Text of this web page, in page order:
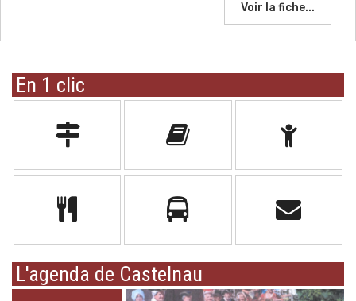
Voir la fiche...
En 1 clic
L'agenda de Castelnau